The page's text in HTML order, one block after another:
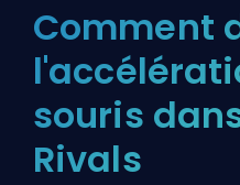
Comment
souris
Rivals